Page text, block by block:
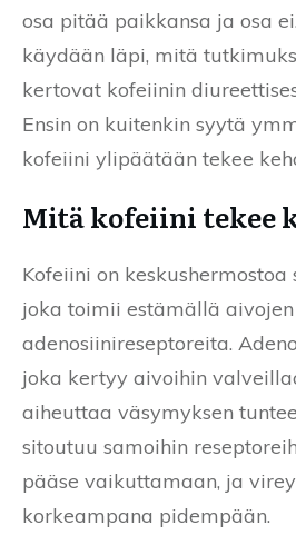
osa pitää paikkansa ja osa
käydään läpi, mitä
kertovat kofeiinin
Ensin on kuitenkin syytä
kofeiini ylipäätään tekee
Mitä kofeiini tekee
Kofeiini on
joka toimii estämällä aivojen
adenosiinireseptoreita.
joka kertyy aivoihin
aiheuttaa väsymyksen
sitoutuu samoihin
pääse vaikuttamaan, ja
korkeampana pidempään.